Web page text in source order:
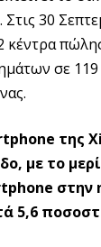
30
κέντρα
σε 119
της
με το
στην
5,6